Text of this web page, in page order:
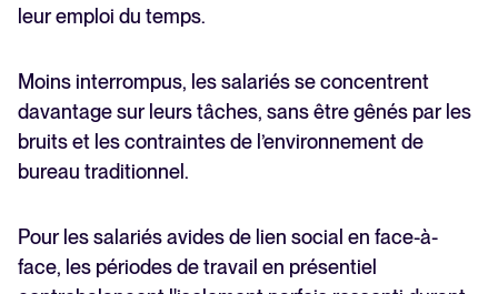
leur emploi du temps.
Moins interrompus, les salariés se concentrent
davantage sur leurs tâches, sans être gênés par les
bruits et les contraintes de l’environnement de
bureau traditionnel.
Pour les salariés avides de lien social en face-à-
face, les périodes de travail en présentiel